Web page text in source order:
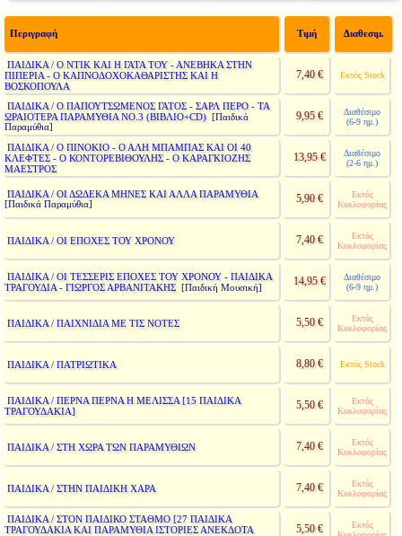
Περιγραφή Τιμή Διαθεσιμ.
ΠΑΙΔΙΚΑ / Ο ΝΤΙΚ ΚΑΙ Η ΓΑΤΑ ΤΟΥ - ΑΝΕΒΗΚΑ ΣΤΗΝ
ΠΙΠΕΡΙΑ - Ο ΚΑΠΝΟΔΟΧΟΚΑΘΑΡΙΣΤΗΣ ΚΑΙ Η
ΒΟΣΚΟΠΟΥΛΑ
7,40 € Εκτός Stock
ΠΑΙΔΙΚΑ / Ο ΠΑΠΟΥΤΣΩΜΕΝΟΣ ΓΑΤΟΣ - ΣΑΡΛ ΠΕΡΟ - ΤΑ
ΩΡΑΙΟΤΕΡΑ ΠΑΡΑΜΥΘΙΑ ΝΟ.3 (ΒΙΒΛΙΟ+CD)[Παιδικά
Παραμύθια]
9,95 €
Διαθέσιμο
(6-9 ημ.)
ΠΑΙΔΙΚΑ / Ο ΠΙΝΟΚΙΟ - Ο ΑΛΗ ΜΠΑΜΠΑΣ ΚΑΙ ΟΙ 40
ΚΛΕΦΤΕΣ - Ο ΚΟΝΤΟΡΕΒΙΘΟΥΛΗΣ - Ο ΚΑΡΑΓΚΙΟΖΗΣ
ΜΑΕΣΤΡΟΣ
13,95 €
Διαθέσιμο
(2-6 ημ.)
ΠΑΙΔΙΚΑ / ΟΙ ΔΩΔΕΚΑ ΜΗΝΕΣ ΚΑΙ ΑΛΛΑ ΠΑΡΑΜΥΘΙΑ
[Παιδικά Παραμύθια] 5,90 €
Εκτός
Κυκλοφορίας
ΠΑΙΔΙΚΑ / ΟΙ ΕΠΟΧΕΣ ΤΟΥ ΧΡΟΝΟΥ 7,40 €
Εκτός
Κυκλοφορίας
ΠΑΙΔΙΚΑ / ΟΙ ΤΕΣΣΕΡΙΣ ΕΠΟΧΕΣ ΤΟΥ ΧΡΟΝΟΥ - ΠΑΙΔΙΚΑ
ΤΡΑΓΟΥΔΙΑ - ΓΙΩΡΓΟΣ ΑΡΒΑΝΙΤΑΚΗΣ [Παιδική Μουσική]
14,95 €
Διαθέσιμο
(6-9 ημ.)
ΠΑΙΔΙΚΑ / ΠΑΙΧΝΙΔΙΑ ΜΕ ΤΙΣ ΝΟΤΕΣ 5,50 €
Εκτός
Κυκλοφορίας
ΠΑΙΔΙΚΑ / ΠΑΤΡΙΩΤΙΚΑ 8,80 € Εκτός Stock
ΠΑΙΔΙΚΑ / ΠΕΡΝΑ ΠΕΡΝΑ Η ΜΕΛΙΣΣΑ [15 ΠΑΙΔΙΚΑ
ΤΡΑΓΟΥΔΑΚΙΑ]
5,50 €
Εκτός
Κυκλοφορίας
ΠΑΙΔΙΚΑ / ΣΤΗ ΧΩΡΑ ΤΩΝ ΠΑΡΑΜΥΘΙΩΝ 7,40 €
Εκτός
Κυκλοφορίας
ΠΑΙΔΙΚΑ / ΣΤΗΝ ΠΑΙΔΙΚΗ ΧΑΡΑ 7,40 €
Εκτός
Κυκλοφορίας
ΠΑΙΔΙΚΑ / ΣΤΟΝ ΠΑΙΔΙΚΟ ΣΤΑΘΜΟ [27 ΠΑΙΔΙΚΑ
ΤΡΑΓΟΥΔΑΚΙΑ ΚΑΙ ΠΑΡΑΜΥΘΙΑ ΙΣΤΟΡΙΕΣ ΑΝΕΚΔΟΤΑ
5,50 €
Εκτός